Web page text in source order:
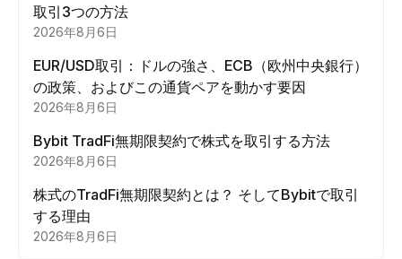
取引3つの方法
2026年8月6日
EUR/USD取引：ドルの強さ、ECB（欧州中央銀行）
の政策、およびこの通貨ペアを動かす要因
2026年8月6日
Bybit TradFi無期限契約で株式を取引する方法
2026年8月6日
株式のTradFi無期限契約とは？ そしてBybitで取引
する理由
2026年8月6日